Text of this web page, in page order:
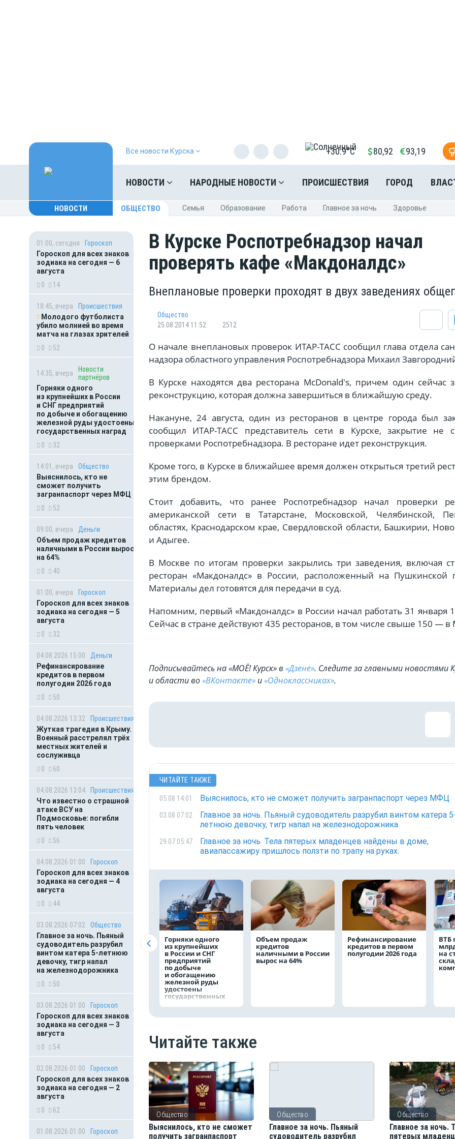
Все новости Курска +30.9°C 80,92 93,19
НОВОСТИ НАРОДНЫЕ НОВОСТИ ПРОИСШЕСТВИЯ ГОРОД
НОВОСТИ ОБЩЕСТВО Cемья Oбразование Pабота Главное за ночь Здоровье
01:00, сегодня
Гороскоп
Гороскоп для всех знаков
зодиака на сегодня — 6
августа
0
14
18:45, вчера
Происшествия
Молодого футболиста
убило молнией во время
матча на глазах зрителей
0
52
14:35, вчера
Новости
партнёров
Горняки одного
из крупнейших в России
и СНГ предприятий
по добыче и обогащению
железной руды удостоены
государственных наград
0
32
14:01, вчера
Общество
Выяснилось, кто не
сможет получить
загранпаспорт через МФЦ
0
52
09:00, вчера
Деньги
Объем продаж кредитов
наличными в России вырос
на 64%
0
40
01:00, вчера
Гороскоп
Гороскоп для всех знаков
зодиака на сегодня — 5
августа
0
32
04.08.2026 15:00
Деньги
Рефинансирование
кредитов в первом
полугодии 2026 года
0
50
04.08.2026 13:32
Происшествия
Жуткая трагедия в Крыму.
Военный расстрелял трёх
местных жителей и
сослуживца
0
60
04.08.2026 13:04
Происшествия
Что известно о страшной
атаке ВСУ на
Подмосковье: погибли
пять человек
0
56
04.08.2026 01:00
Гороскоп
Гороскоп для всех знаков
зодиака на сегодня — 4
августа
0
44
03.08.2026 07:02
Общество
Главное за ночь. Пьяный
судоводитель разрубил
винтом катера 5-летнюю
девочку, тигр напал
на железнодорожника
0
50
03.08.2026 01:00
Гороскоп
Гороскоп для всех знаков
зодиака на сегодня — 3
августа
0
54
02.08.2026 01:00
Гороскоп
Гороскоп для всех знаков
зодиака на сегодня — 2
августа
0
62
01.08.2026 01:00
Гороскоп
В Курске Роспотребнадзор начал
проверять кафе «Макдоналдс»
Внеплановые проверки проходят в двух заведениях
Общество
25.08.2014 11:52
2512
О начале внеплановых проверок ИТАР-ТАСС сообщил глава отдела
надзора областного управления Роспотребнадзора Михаил
В Курске находятся два ресторана McDonald's, причем один сейчас
реконструкцию, которая должна завершиться в ближайшую среду.
Накануне, 24 августа, один из ресторанов в центре города был
сообщил ИТАР-ТАСС представитель сети в Курске, закрытие не
проверками Роспотребнадзора. В ресторане идет реконструкция.
Кроме того, в Курске в ближайшее время должен открыться третий
этим брендом.
Стоит добавить, что ранее Роспотребнадзор начал проверки
американской сети в Татарстане, Московской, Челябинской,
областях, Краснодарском крае, Свердловской области, Башкирии,
и Адыгее.
В Москве по итогам проверки закрылись три заведения, включая
ресторан «Макдоналдс» в России, расположенный на Пушкинской
Материалы дел готовятся для передачи в суд.
Напомним, первый «Макдоналдс» в России начал работать 31 января
Сейчас в стране действуют 435 ресторанов, в том числе свыше 150 — в
Подписывайтесь на «МОЁ! Курск» в «Дзене». Cледите за главными новостями
и области во«ВКонтакте» и«Одноклассниках».
ЧИТАЙТЕ ТАКЖЕ
05.08 14:01 Выяснилось, кто не сможет получить загранпаспорт через МФЦ
03.08 07:02
Главное за ночь. Пьяный судоводитель разрубил винтом катера
летнюю девочку, тигр напал на железнодорожника
29.07 05:47
Главное за ночь. Тела пятерых младенцев найдены в доме,
авиапассажиру пришлось ползти по трапу на руках.
Горняки одного
из крупнейших
в России и СНГ
предприятий
по добыче
и обогащению
железной руды
удостоены
государственных
наград
Объем продаж
кредитов
наличными в России
вырос на 64%
Рефинансирование
кредитов в первом
полугодии 2026 года
ВТБ
на
Читайте также
Общество
Выяснилось, кто не сможет
получить загранпаспорт
Общество
Главное за ночь. Пьяный
судоводитель разрубил
Общество
Главное за ночь.
пятерых